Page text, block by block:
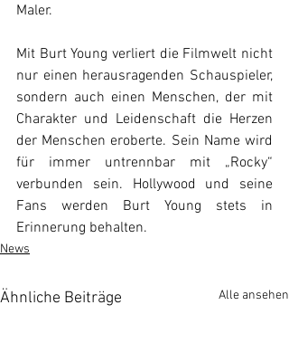
Maler.
Mit Burt Young verliert die Filmwelt nicht
nur einen herausragenden Schauspieler,
sondern auch einen Menschen, der mit
Charakter und Leidenschaft die Herzen
der Menschen eroberte. Sein Name wird
für immer untrennbar mit „Rocky“
verbunden sein. Hollywood und seine
Fans werden Burt Young stets in
Erinnerung behalten.
News
Ähnliche Beiträge Alle ansehen